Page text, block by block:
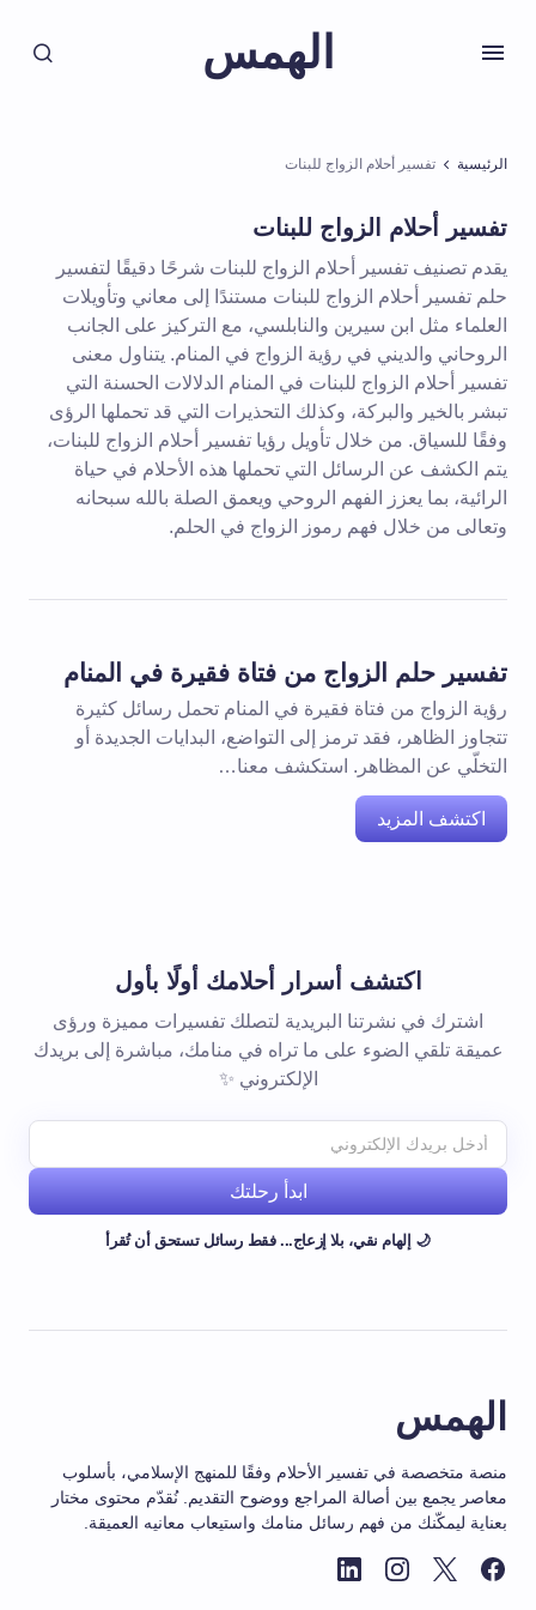
الهمس
الرئيسية تفسير أحلام الزواج للبنات
تفسير أحلام الزواج للبنات
يقدم تصنيف تفسير أحلام الزواج للبنات شرحًا دقيقًا لتفسير
حلم تفسير أحلام الزواج للبنات مستندًا إلى معاني وتأويلات
العلماء مثل ابن سيرين والنابلسي، مع التركيز على الجانب
الروحاني والديني في رؤية الزواج في المنام. يتناول معنى
تفسير أحلام الزواج للبنات في المنام الدلالات الحسنة التي
تبشر بالخير والبركة، وكذلك التحذيرات التي قد تحملها الرؤى
وفقًا للسياق. من خلال تأويل رؤيا تفسير أحلام الزواج للبنات،
يتم الكشف عن الرسائل التي تحملها هذه الأحلام في حياة
الرائية، بما يعزز الفهم الروحي ويعمق الصلة بالله سبحانه
وتعالى من خلال فهم رموز الزواج في الحلم.
تفسير حلم الزواج من فتاة فقيرة في المنام
رؤية الزواج من فتاة فقيرة في المنام تحمل رسائل كثيرة
تتجاوز الظاهر، فقد ترمز إلى التواضع، البدايات الجديدة أو
التخلّي عن المظاهر. استكشف معنا…
اكتشف المزيد
اكتشف أسرار أحلامك أولًا بأول
اشترك في نشرتنا البريدية لتصلك تفسيرات مميزة ورؤى
عميقة تلقي الضوء على ما تراه في منامك، مباشرة إلى بريدك
الإلكتروني ✨
ابدأ رحلتك
🌙 إلهام نقي، بلا إزعاج... فقط رسائل تستحق أن تُقرأ
الهمس
منصة متخصصة في تفسير الأحلام وفقًا للمنهج الإسلامي، بأسلوب
معاصر يجمع بين أصالة المراجع ووضوح التقديم. نُقدّم محتوى مختار
بعناية ليمكّنك من فهم رسائل منامك واستيعاب معانيه العميقة.